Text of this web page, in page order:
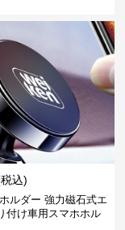
込)
ルダー 強力磁石式エ
付け車用スマホホル